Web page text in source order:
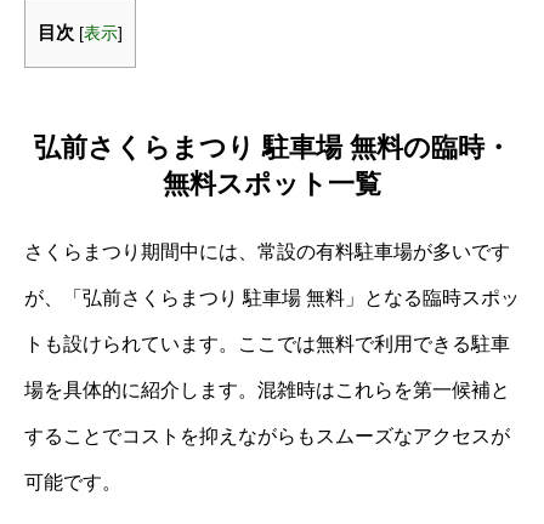
目次 [表示]
弘前さくらまつり 駐車場 無料の臨時・
無料スポット一覧
さくらまつり期間中には、常設の有料駐車場が多いです
が、「弘前さくらまつり 駐車場 無料」となる臨時スポッ
トも設けられています。ここでは無料で利用できる駐車
場を具体的に紹介します。混雑時はこれらを第一候補と
することでコストを抑えながらもスムーズなアクセスが
可能です。